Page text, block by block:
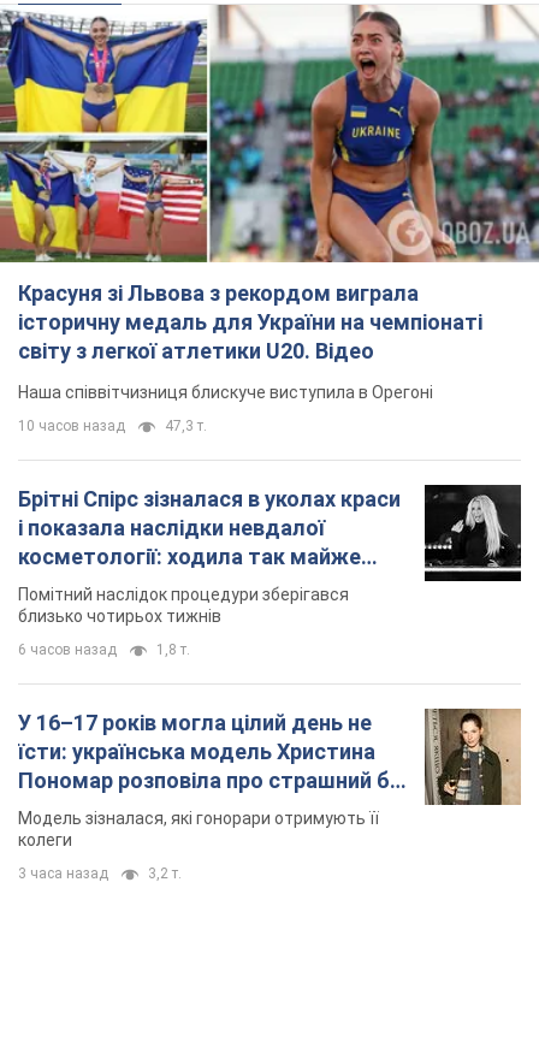
Красуня зі Львова з рекордом виграла
історичну медаль для України на чемпіонаті
світу з легкої атлетики U20. Відео
Наша співвітчизниця блискуче виступила в Орегоні
10 часов назад 47,3 т.
Брітні Спірс зізналася в уколах краси
і показала наслідки невдалої
косметології: ходила так майже
місяць
Помітний наслідок процедури зберігався
близько чотирьох тижнів
6 часов назад 1,8 т.
У 16–17 років могла цілий день не
їсти: українська модель Христина
Пономар розповіла про страшний бік
модельної кар’єри
Модель зізналася, які гонорари отримують її
колеги
3 часа назад 3,2 т.